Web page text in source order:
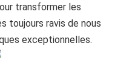
transformer les
toujours ravis de nous
exceptionnelles.